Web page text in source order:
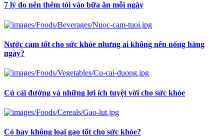
7 lý do nên thêm tỏi vào bữa ăn mỗi ngày
Nước cam tốt cho sức khỏe nhưng ai không nên uống hàng
ngày?
Củ cải đường và những lợi ích tuyệt vời cho sức khỏe
Có hay không loại gạo tốt cho sức khỏe?